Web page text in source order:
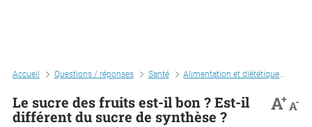
Accueil Questions / réponses Santé Alimentation et diététique
Le sucre des fruits est-il bon ? Est-il
différent du sucre de synthèse ?
A+A-